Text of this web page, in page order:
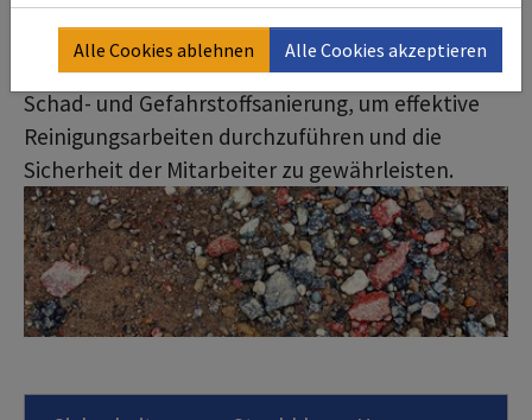
Insgesamt bieten die deconta-Sauger eine
zuverlässige Lösung für Unternehmen in der
Schad- und Gefahrstoffsanierung, um effektive
Reinigungsarbeiten durchzuführen und die
Sicherheit der Mitarbeiter zu gewährleisten.
Alle Cookies ablehnen Alle Cookies akzeptieren